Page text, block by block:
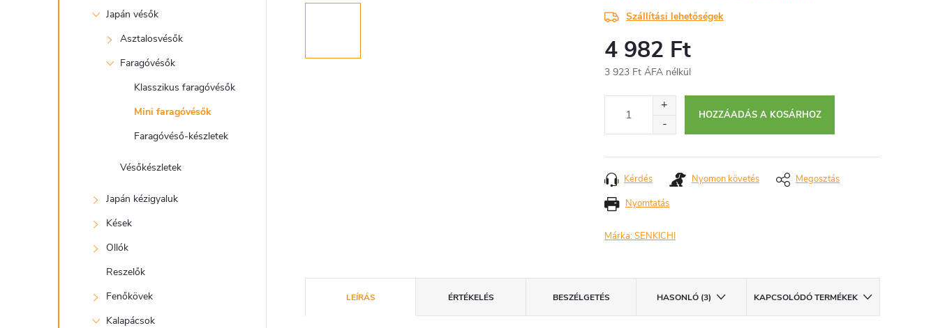
Japán vésők
Asztalosvésők
Faragóvésők
Klasszikus faragóvésők
Mini faragóvésők
Faragóvéső-készletek
Vésőkészletek
Japán kézigyaluk
Kések
Ollók
Reszelők
Fenőkövek
Kalapácsok
Szállítási lehetőségek
4 982 Ft
3 923 Ft ÁFA nélkül
HOZZÁADÁS A KOSÁRHOZ
Nyomtatás
Kérdés Nyomon követés Megosztás
Márka:SENKICHI
LEÍRÁS ÉRTÉKELÉS BESZÉLGETÉS HASONLÓ (3) KAPCSOLÓDÓ TERMÉKEK